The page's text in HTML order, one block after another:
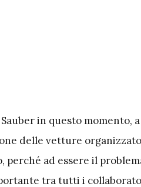
in questo momento,
delle vetture organizzato
perché ad essere il
tra tutti i